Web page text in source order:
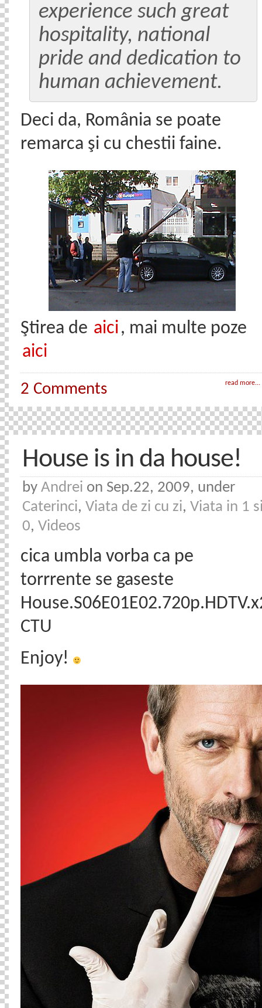
experience such great
hospitality, national
pride and dedication to
human achievement.
Deci da, România se poate
remarca şi cu chestii faine.
Ştirea de aici , mai multe poze
aici
read more...
2 Comments
House is in da house!
by Andrei on Sep.22, 2009, under
Caterinci, Viata de zi cu zi, Viata in 1
0, Videos
cica umbla vorba ca pe
torrrente se gaseste
CTU
Enjoy!